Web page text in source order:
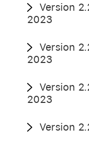
Version
2023
Version
2023
Version
2023
Version